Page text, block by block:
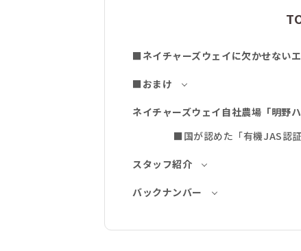
■ネイチャーズウェイに欠かせない
■おまけ
ネイチャーズウェイ自社農場「明野
■国が認めた「有機JAS認
スタッフ紹介
バックナンバー